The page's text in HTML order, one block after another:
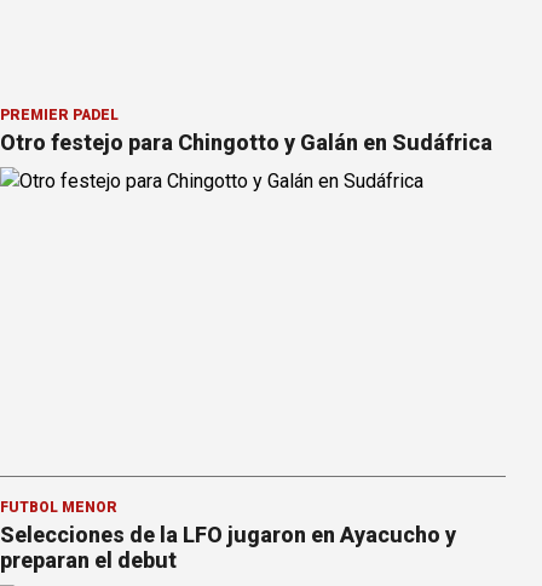
PREMIER PÁDEL
Otro festejo para Chingotto y Galán en Sudáfrica
FÚTBOL MENOR
Selecciones de la LFO jugaron en Ayacucho y
preparan el debut